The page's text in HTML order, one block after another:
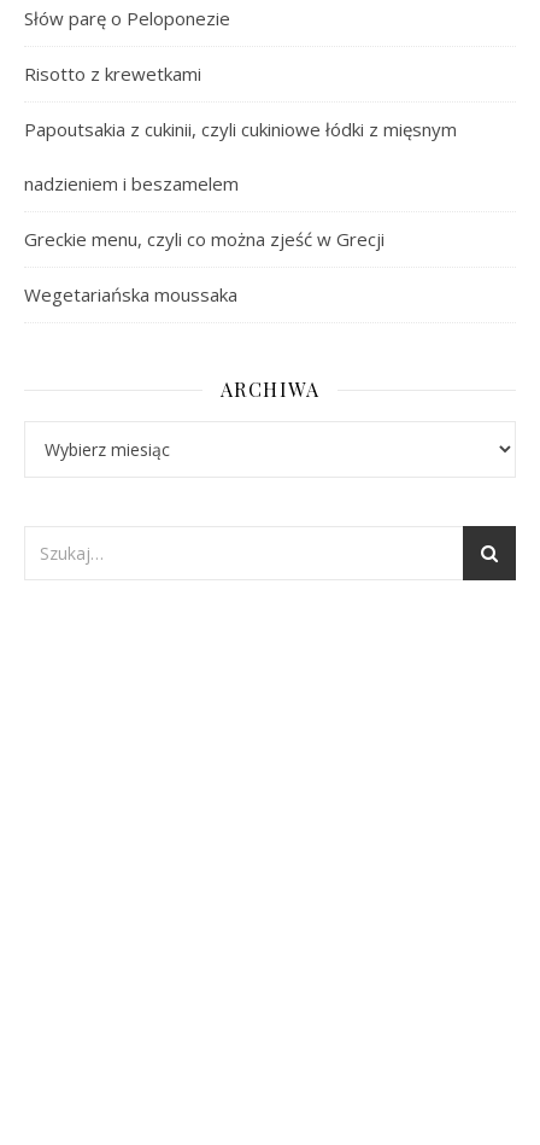
Słów parę o Peloponezie
Risotto z krewetkami
Papoutsakia z cukinii, czyli cukiniowe łódki z mięsnym
nadzieniem i beszamelem
Greckie menu, czyli co można zjeść w Grecji
Wegetariańska moussaka
ARCHIWA